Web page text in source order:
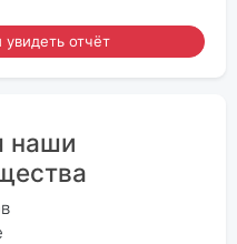
отчёт
наши